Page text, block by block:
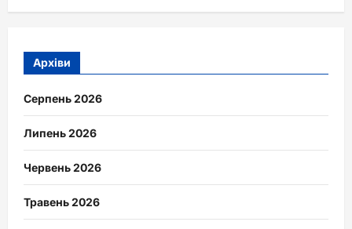
Архіви
Серпень 2026
Липень 2026
Червень 2026
Травень 2026